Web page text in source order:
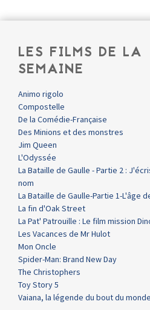
LES FILMS DE LA
SEMAINE
Animo rigolo
Compostelle
De la Comédie-Française
Des Minions et des monstres
Jim Queen
L'Odyssée
La Bataille de Gaulle - Partie 2 :
nom
La Bataille de Gaulle-Partie 1-L'âge
La fin d'Oak Street
La Pat' Patrouille : Le film mission
Les Vacances de Mr Hulot
Mon Oncle
Spider-Man: Brand New Day
The Christophers
Toy Story 5
Vaiana, la légende du bout du monde